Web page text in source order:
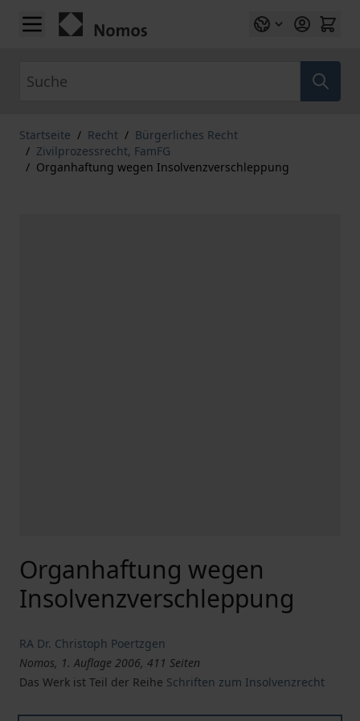
Zum Inhalt springen
Startseite / Recht / Bürgerliches Recht
/ Zivilprozessrecht, FamFG
/ Organhaftung wegen Insolvenzverschleppung
Organhaftung wegen
Insolvenzverschleppung
RA Dr. Christoph Poertzgen
Nomos, 1. Auflage 2006, 411 Seiten
Das Werk ist Teil der Reihe Schriften zum Insolvenzrecht